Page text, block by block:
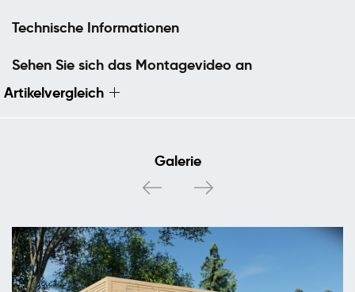
Technische Informationen
Sehen Sie sich das Montagevideo an
Artikelvergleich
Galerie